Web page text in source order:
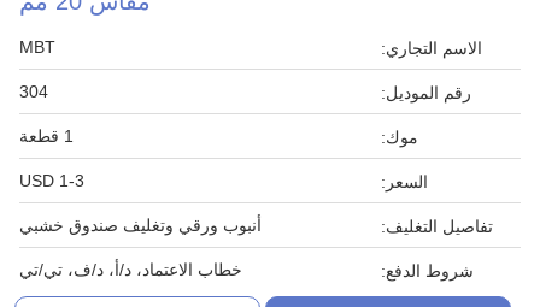
الاسم التجاري: MBT
رقم الموديل: 304
موك: 1 قطعة
السعر: 1-3 USD
تفاصيل التغليف: أنبوب ورقي وتغليف صندوق خشبي
شروط الدفع: خطاب الاعتماد، د/أ، د/ف، تي/تي